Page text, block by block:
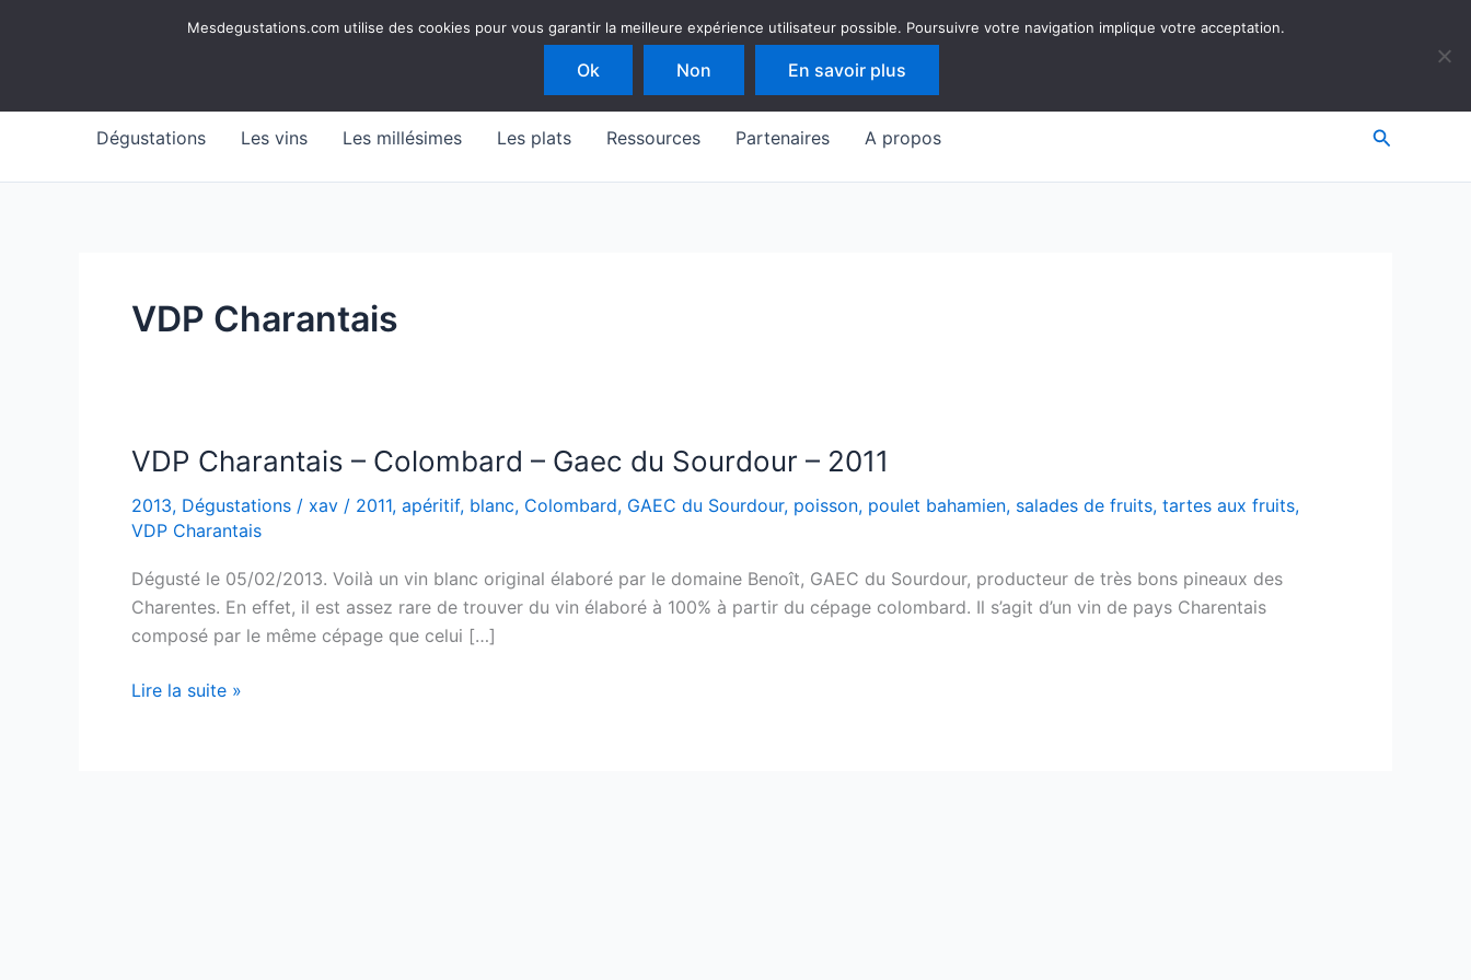
Mesdegustations
Dégustations Les vins Les millésimes Les plats Ressources Partenaires A propos
VDP Charantais
VDP Charantais – Colombard – Gaec du Sourdour – 2011
2013, Dégustations / xav / 2011, apéritif, blanc, Colombard, GAEC du Sourdour, poisson, poulet bahamien, salades de fruits, tartes aux fruits,
VDP Charantais
Dégusté le 05/02/2013. Voilà un vin blanc original élaboré par le domaine Benoît, GAEC du Sourdour, producteur de très bons pineaux des
Charentes. En effet, il est assez rare de trouver du vin élaboré à 100% à partir du cépage colombard. Il s’agit d’un vin de pays Charentais
composé par le même cépage que celui […]
VDP
Lire la suite »
Mesdegustations.com utilise des cookies pour vous garantir la meilleure expérience utilisateur possible. Poursuivre votre navigation implique votre acceptation.
Ok Non En savoir plus